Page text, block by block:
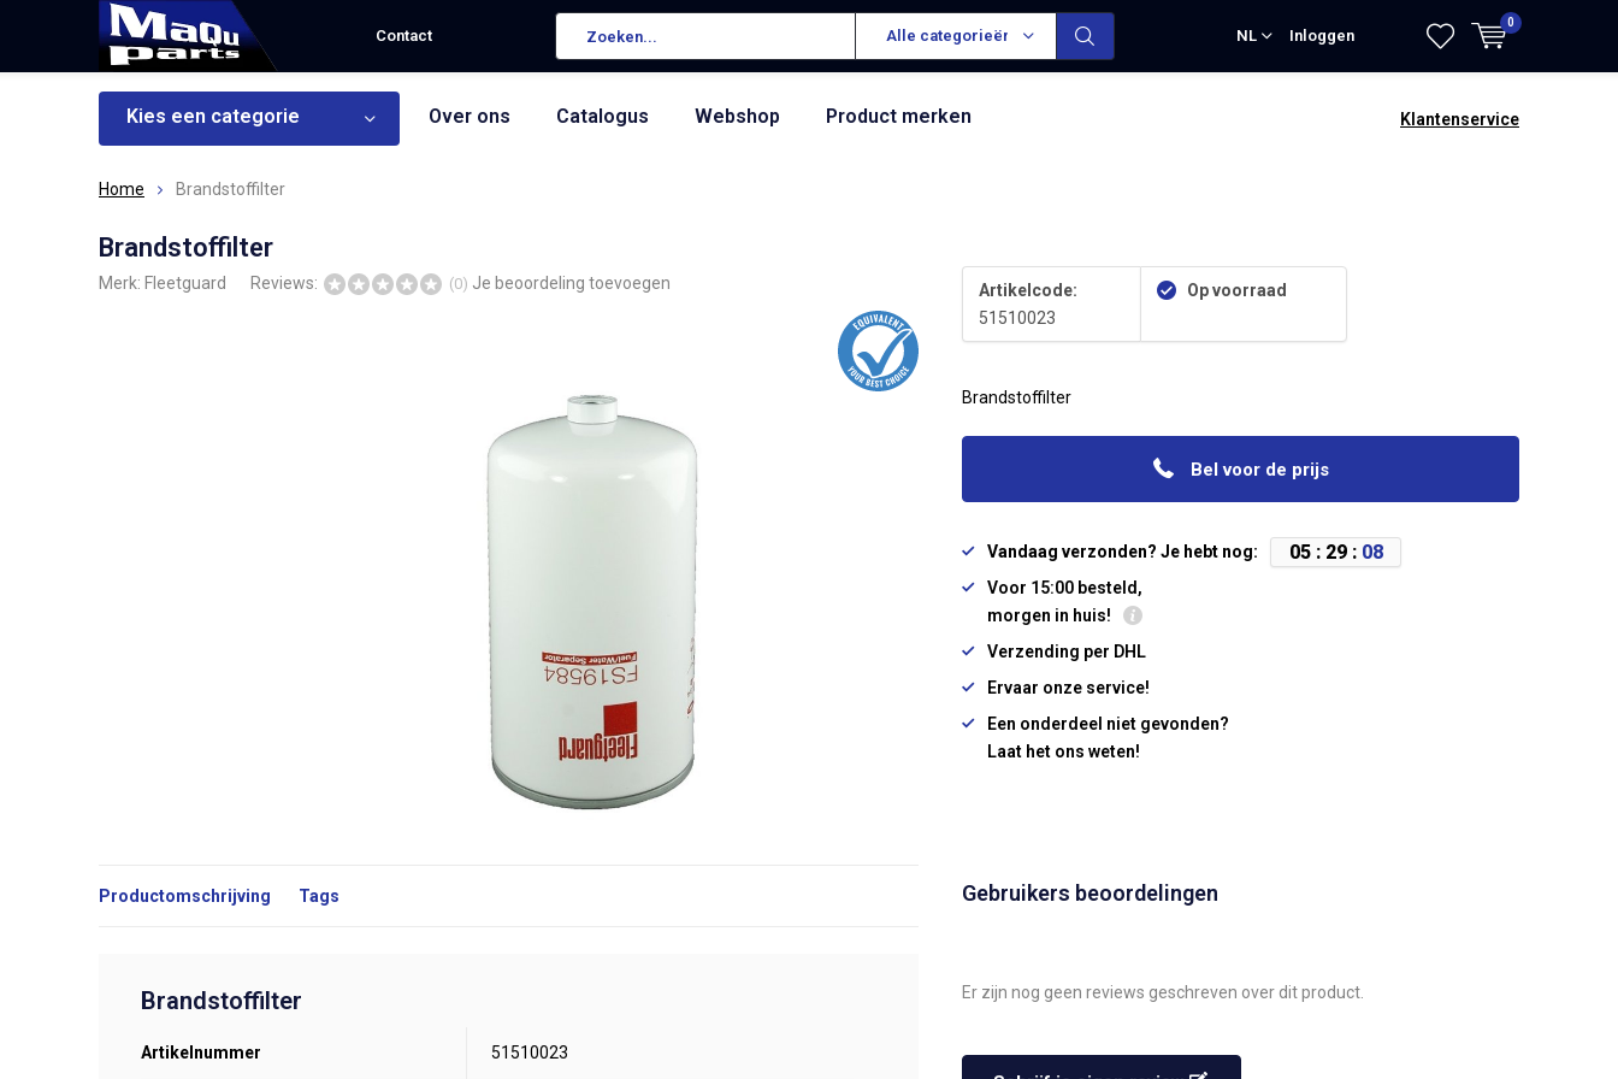
Contact Alle categorieën NL Inloggen
0
Kies een categorie Over ons Catalogus Webshop Product merken Klantenservice
Home Brandstoffilter
Brandstoffilter
Merk: Fleetguard Reviews: (0) Je beoordeling toevoegen
Artikelcode:
51510023
Op voorraad
Brandstoffilter
Bel voor de prijs
Vandaag verzonden? Je hebt nog: 05: 29: 07
Voor 15:00 besteld,
morgen in huis!
Verzending per DHL
Ervaar onze service!
Een onderdeel niet gevonden?
Laat het ons weten!
Productomschrijving Tags
Brandstoffilter
Artikelnummer 51510023
Gebruikers beoordelingen
Er zijn nog geen reviews geschreven over dit product.